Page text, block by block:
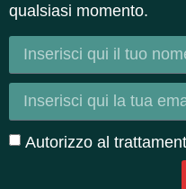
qualsiasi momento.
Autorizzo al